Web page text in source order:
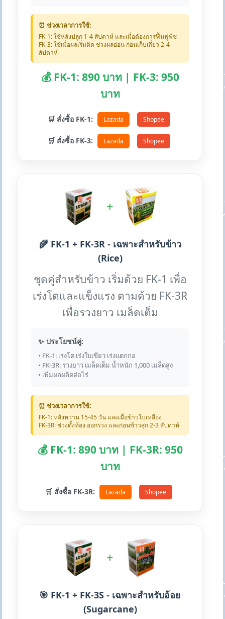
⏰ ช่วงเวลาการใช้:
FK-1: ใช้หลังปลูก 1-4 สัปดาห์ และเมื่อต้องการฟื้นฟูพืช
FK-3: ใช้เมื่อผลเริ่มติด ช่วงผลอ่อน ก่อนเก็บเกี่ยว 2-4
สัปดาห์
💰 FK-1: 890 บาท | FK-3: 950
บาท
🛒 สั่งซื้อ FK-1: Lazada Shopee
🛒 สั่งซื้อ FK-3: Lazada Shopee
+
🌾 FK-1 + FK-3R - เฉพาะสำหรับข้าว
(Rice)
ชุดคู่สำหรับข้าว เริ่มด้วย FK-1 เพื่อ
เร่งโตและแข็งแรง ตามด้วย FK-3R
เพื่อรวงยาว เมล็ดเต็ม
✨ ประโยชน์คู่:
• FK-1: เร่งโต เร่งใบเขียว เร่งแตกกอ
• FK-3R: รวงยาว เมล็ดเต็ม น้ำหนัก 1,000 เมล็ดสูง
• เพิ่มผลผลิตต่อไร่
⏰ ช่วงเวลาการใช้:
FK-1: หลังหว่าน 15-45 วัน และเมื่อข้าวใบเหลือง
FK-3R: ช่วงตั้งท้อง ออกรวง และก่อนข้าวสุก 2-3 สัปดาห์
💰 FK-1: 890 บาท | FK-3R: 950
บาท
🛒 สั่งซื้อ FK-3R: Lazada Shopee
+
🎯 FK-1 + FK-3S - เฉพาะสำหรับอ้อย
(Sugarcane)